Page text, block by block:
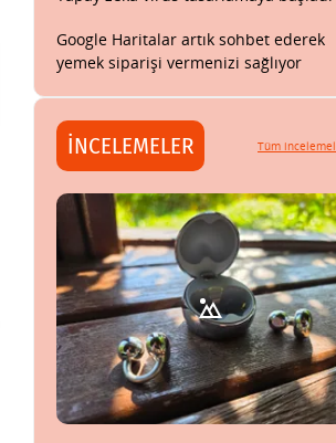
Google Haritalar artık sohbet ederek
yemek siparişi vermenizi sağlıyor
İNCELEMELER Tüm